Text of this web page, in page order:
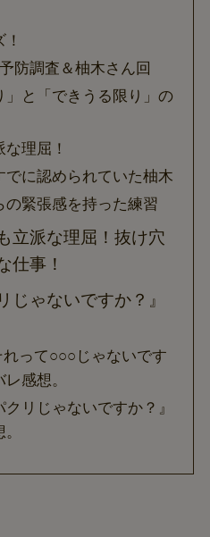
防調査＆柚木さん回
」と「できうる限り」の
理屈！
でに認められていた柚木
の緊張感を持った練習
立派な理屈！抜け穴
仕事！
じゃないですか？』
れって○○○じゃないです
感想。
クリじゃないですか？』